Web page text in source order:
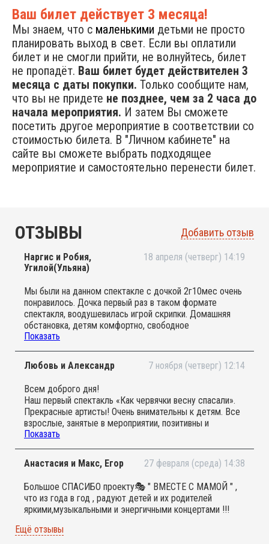
Ваш билет действует 3 месяца!
Мы знаем, что с маленькими детьми не просто
планировать выход в свет. Если вы оплатили
билет и не смогли прийти, не волнуйтесь, билет
не пропадёт. Ваш билет будет действителен 3
месяца с даты покупки. Только сообщите нам,
что вы не придете не позднее, чем за 2 часа до
начала мероприятия. И затем Вы сможете
посетить другое мероприятие в соответствии со
стоимостью билета. В "Личном кабинете" на
сайте вы сможете выбрать подходящее
мероприятие и самостоятельно перенести билет.
ОТЗЫВЫ Добавить отзыв
Наргис и Робия,
Угилой(Ульяна)
18 апреля (четверг) 14:19
Мы были на данном спектакле с дочкой 2г10мес очень
понравилось. Дочка первый раз в таком формате
спектакля, воодушевилась игрой скрипки. Домашняя
обстановка, детям комфортно, свободное
перемещение по залу. Все активно участвуют в сюжете
спектакля. Придём ещё на данный проект.
Показать
Любовь и Александр 7 ноября (четверг) 12:14
Всем доброго дня!
Наш первый спектакль «Как червячки весну спасали».
Прекрасные артисты! Очень внимательны к детям. Все
взрослые, занятые в мероприятии, позитивны и
доброжелательны. Могу рекомендовать для самых
маленьких театралов. Действие не затянуто. В действии
запланированы моменты участия детей. Детям
позволяют двигаться по залу, выражать эмоции. Мой
малыш был доволен.
Из недостатков отмечу лишь скудный реквизит, тесные
и душные раздевалки. Помещение подвальное. Нет
фойе, ожидать представления приходится в
малюсеньких коридорах и раздевалках. Словом, не
совсем театр)) Тем не менее советую посетить одно
Показать
Анастасия и Макс, Егор 27 февраля (среда) 14:38
Большое СПАСИБО проекту🎭 " ВМЕСТЕ С МАМОЙ " ,
что из года в год , радуют детей и их родителей
яркими,музыкальными и энергичными концертами !!!
Ещё отзывы